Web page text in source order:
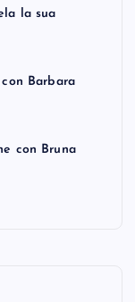
la sua
Barbara
con Bruna